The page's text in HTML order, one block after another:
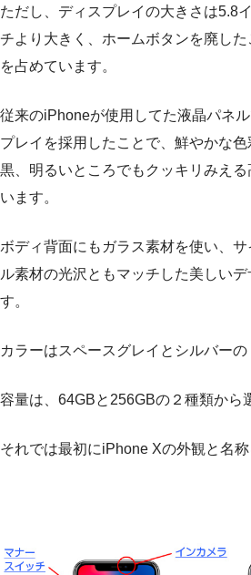
ただし、ディスプレイの大きさは5.8
チより大きく、ホームボタンを廃し
を占めています。
従来のiPhoneが使用してた液晶パネ
プレイを採用したことで、鮮やかな
黒、明るいところでもクッキリみえ
います。
ボディ背面にもガラス素材を使い、
ル素材の光沢ともマッチした美しい
す。
カラーはスペースグレイとシルバーの
容量は、64GBと256GBの２種類から
それでは最初にiPhone Xの外観と名称